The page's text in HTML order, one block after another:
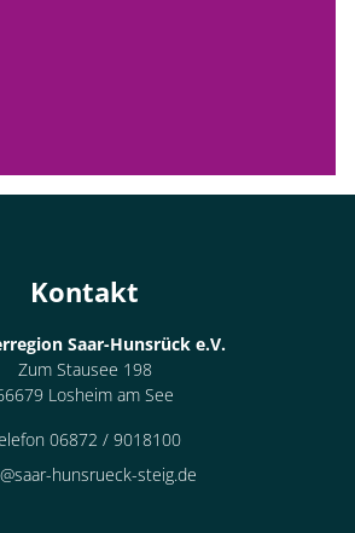
Kontakt
Saar-Hunsrück e.V.
Zum Stausee 198
Losheim am See
06872 / 9018100
hunsrueck-steig.de